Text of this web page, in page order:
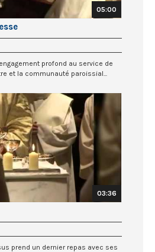
05:00
profond au service de
et la communauté paroissial...
03:36
prend un dernier repas avec ses